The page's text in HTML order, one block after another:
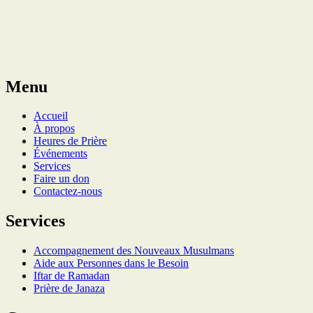
Menu
Accueil
À propos
Heures de Prière
Événements
Services
Faire un don
Contactez-nous
Services
Accompagnement des Nouveaux Musulmans
Aide aux Personnes dans le Besoin
Iftar de Ramadan
Prière de Janaza